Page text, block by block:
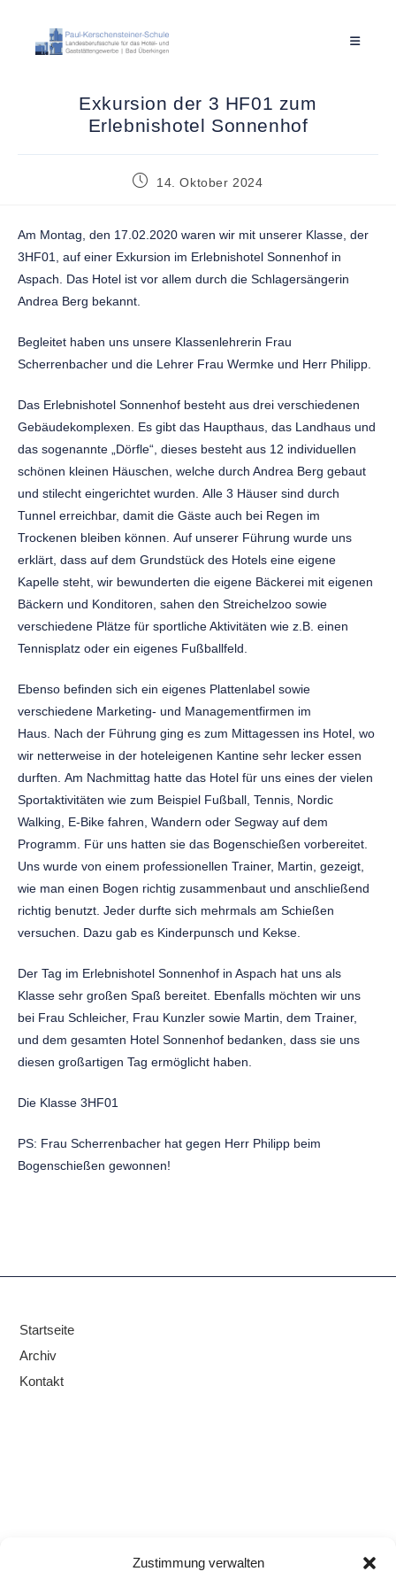
Zustimmung verwalten
Exkursion der 3 HF01 zum
Erlebnishotel Sonnenhof
14. Oktober 2024
Am Montag, den 17.02.2020 waren wir mit unserer Klasse, der
3HF01, auf einer Exkursion im Erlebnishotel Sonnenhof in
Aspach. Das Hotel ist vor allem durch die Schlagersängerin
Andrea Berg bekannt.
Begleitet haben uns unsere Klassenlehrerin Frau
Scherrenbacher und die Lehrer Frau Wermke und Herr Philipp.
Das Erlebnishotel Sonnenhof besteht aus drei verschiedenen
Gebäudekomplexen. Es gibt das Haupthaus, das Landhaus und
das sogenannte „Dörfle“, dieses besteht aus 12 individuellen
schönen kleinen Häuschen, welche durch Andrea Berg gebaut
und stilecht eingerichtet wurden. Alle 3 Häuser sind durch
Tunnel erreichbar, damit die Gäste auch bei Regen im
Trockenen bleiben können. Auf unserer Führung wurde uns
erklärt, dass auf dem Grundstück des Hotels eine eigene
Kapelle steht, wir bewunderten die eigene Bäckerei mit eigenen
Bäckern und Konditoren, sahen den Streichelzoo sowie
verschiedene Plätze für sportliche Aktivitäten wie z.B. einen
Tennisplatz oder ein eigenes Fußballfeld.
Ebenso befinden sich ein eigenes Plattenlabel sowie
verschiedene Marketing- und Managementfirmen im
Haus. Nach der Führung ging es zum Mittagessen ins Hotel, wo
wir netterweise in der hoteleigenen Kantine sehr lecker essen
durften. Am Nachmittag hatte das Hotel für uns eines der vielen
Sportaktivitäten wie zum Beispiel Fußball, Tennis, Nordic
Walking, E-Bike fahren, Wandern oder Segway auf dem
Programm. Für uns hatten sie das Bogenschießen vorbereitet.
Uns wurde von einem professionellen Trainer, Martin, gezeigt,
wie man einen Bogen richtig zusammenbaut und anschließend
richtig benutzt. Jeder durfte sich mehrmals am Schießen
versuchen. Dazu gab es Kinderpunsch und Kekse.
Der Tag im Erlebnishotel Sonnenhof in Aspach hat uns als
Klasse sehr großen Spaß bereitet. Ebenfalls möchten wir uns
bei Frau Schleicher, Frau Kunzler sowie Martin, dem Trainer,
und dem gesamten Hotel Sonnenhof bedanken, dass sie uns
diesen großartigen Tag ermöglicht haben.
Die Klasse 3HF01
PS: Frau Scherrenbacher hat gegen Herr Philipp beim
Bogenschießen gewonnen!
Startseite
Archiv
Kontakt